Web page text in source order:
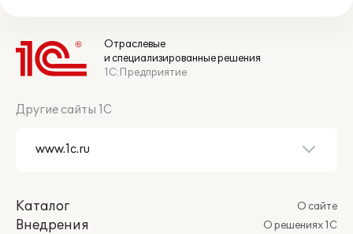
Отраслевые
и специализированные решения
1С:Предприятие
Другие сайты 1С
Каталог
Внедрения
О сайте
О решениях 1С